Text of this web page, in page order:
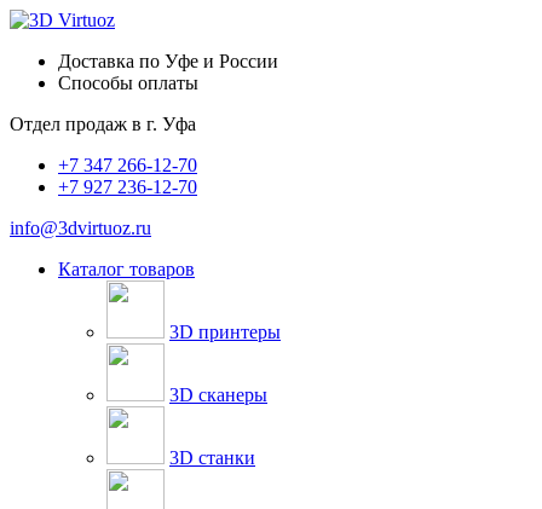
Доставка по Уфе и России
Способы оплаты
Отдел продаж в г. Уфа
+7 347 266-12-70
+7 927 236-12-70
info@3dvirtuoz.ru
Каталог товаров
3D принтеры
3D сканеры
3D станки